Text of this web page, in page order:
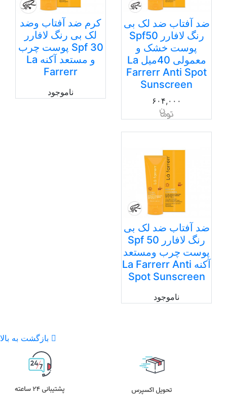
ضد آفتاب ضد لک بی
رنگ لافارر Spf50
پوست خشک و
معمولی 40میل La
Farrerr Anti Spot
Sunscreen
۶۰۴,۰۰۰
کرم ضد آفتاب وضد
لک بی رنگ لافارر
Spf 30 پوست چرب
و مستعد آکنه La
Farrerr
ناموجود
ضد آفتاب ضد لک بی
رنگ لافارر Spf 50
پوست چرب ومستعد
آکنه La Farrerr Anti
Spot Sunscreen
ناموجود
بازگشت به بالا